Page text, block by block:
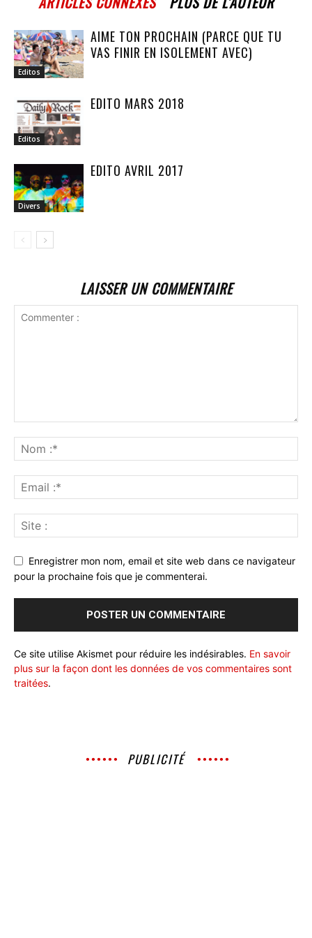
Editos
AIME TON PROCHAIN (PARCE QUE TU
VAS FINIR EN ISOLEMENT AVEC)
Editos
EDITO MARS 2018
Divers
EDITO AVRIL 2017
LAISSER UN COMMENTAIRE
Enregistrer mon nom, email et site web dans ce navigateur
pour la prochaine fois que je commenterai.
Ce site utilise Akismet pour réduire les indésirables. En savoir
plus sur la façon dont les données de vos commentaires sont
traitées.
PUBLICITÉ